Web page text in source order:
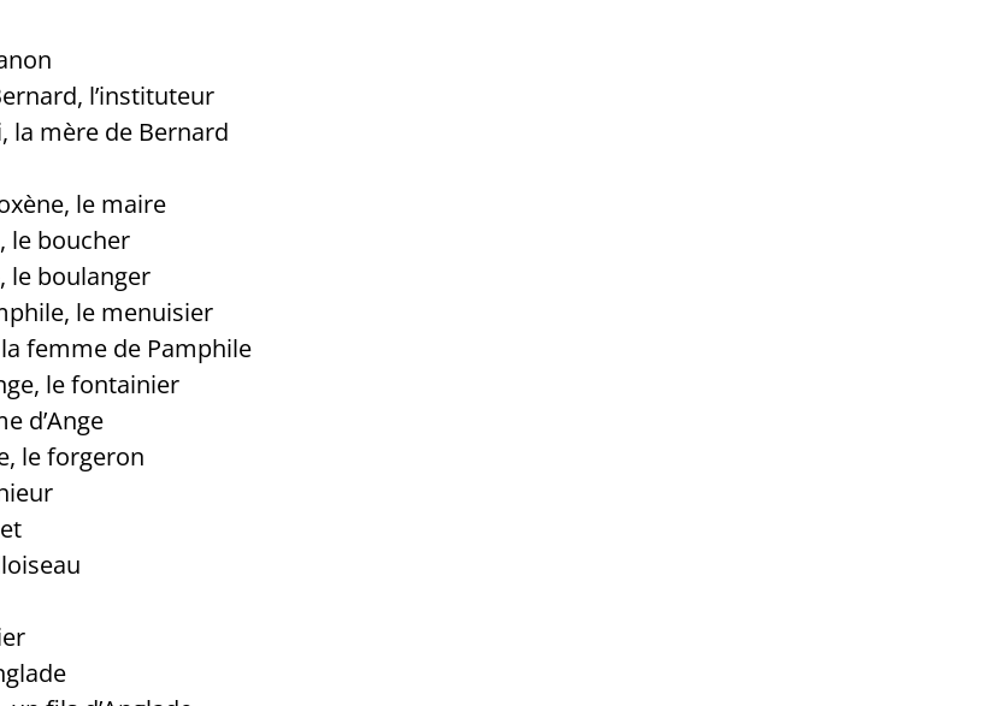
l’instituteur
la mère de Bernard
le maire
le boucher
le boulanger
le menuisier
femme de Pamphile
le fontainier
d’Ange
le forgeron